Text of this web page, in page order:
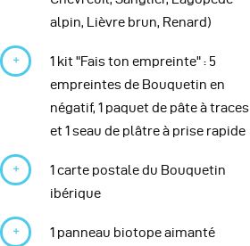
alpin, Lièvre brun, Renard)
1 kit "Fais ton empreinte" : 5
empreintes de Bouquetin en
négatif, 1 paquet de pâte à traces
et 1 seau de plâtre à prise rapide
1 carte postale du Bouquetin
ibérique
1 panneau biotope aimanté